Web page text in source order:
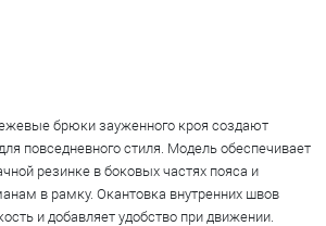
брюки зауженного кроя создают
повседневного стиля. Модель обеспечивает
резинке в боковых частях пояса и
в рамку. Окантовка внутренних швов
и добавляет удобство при движении.